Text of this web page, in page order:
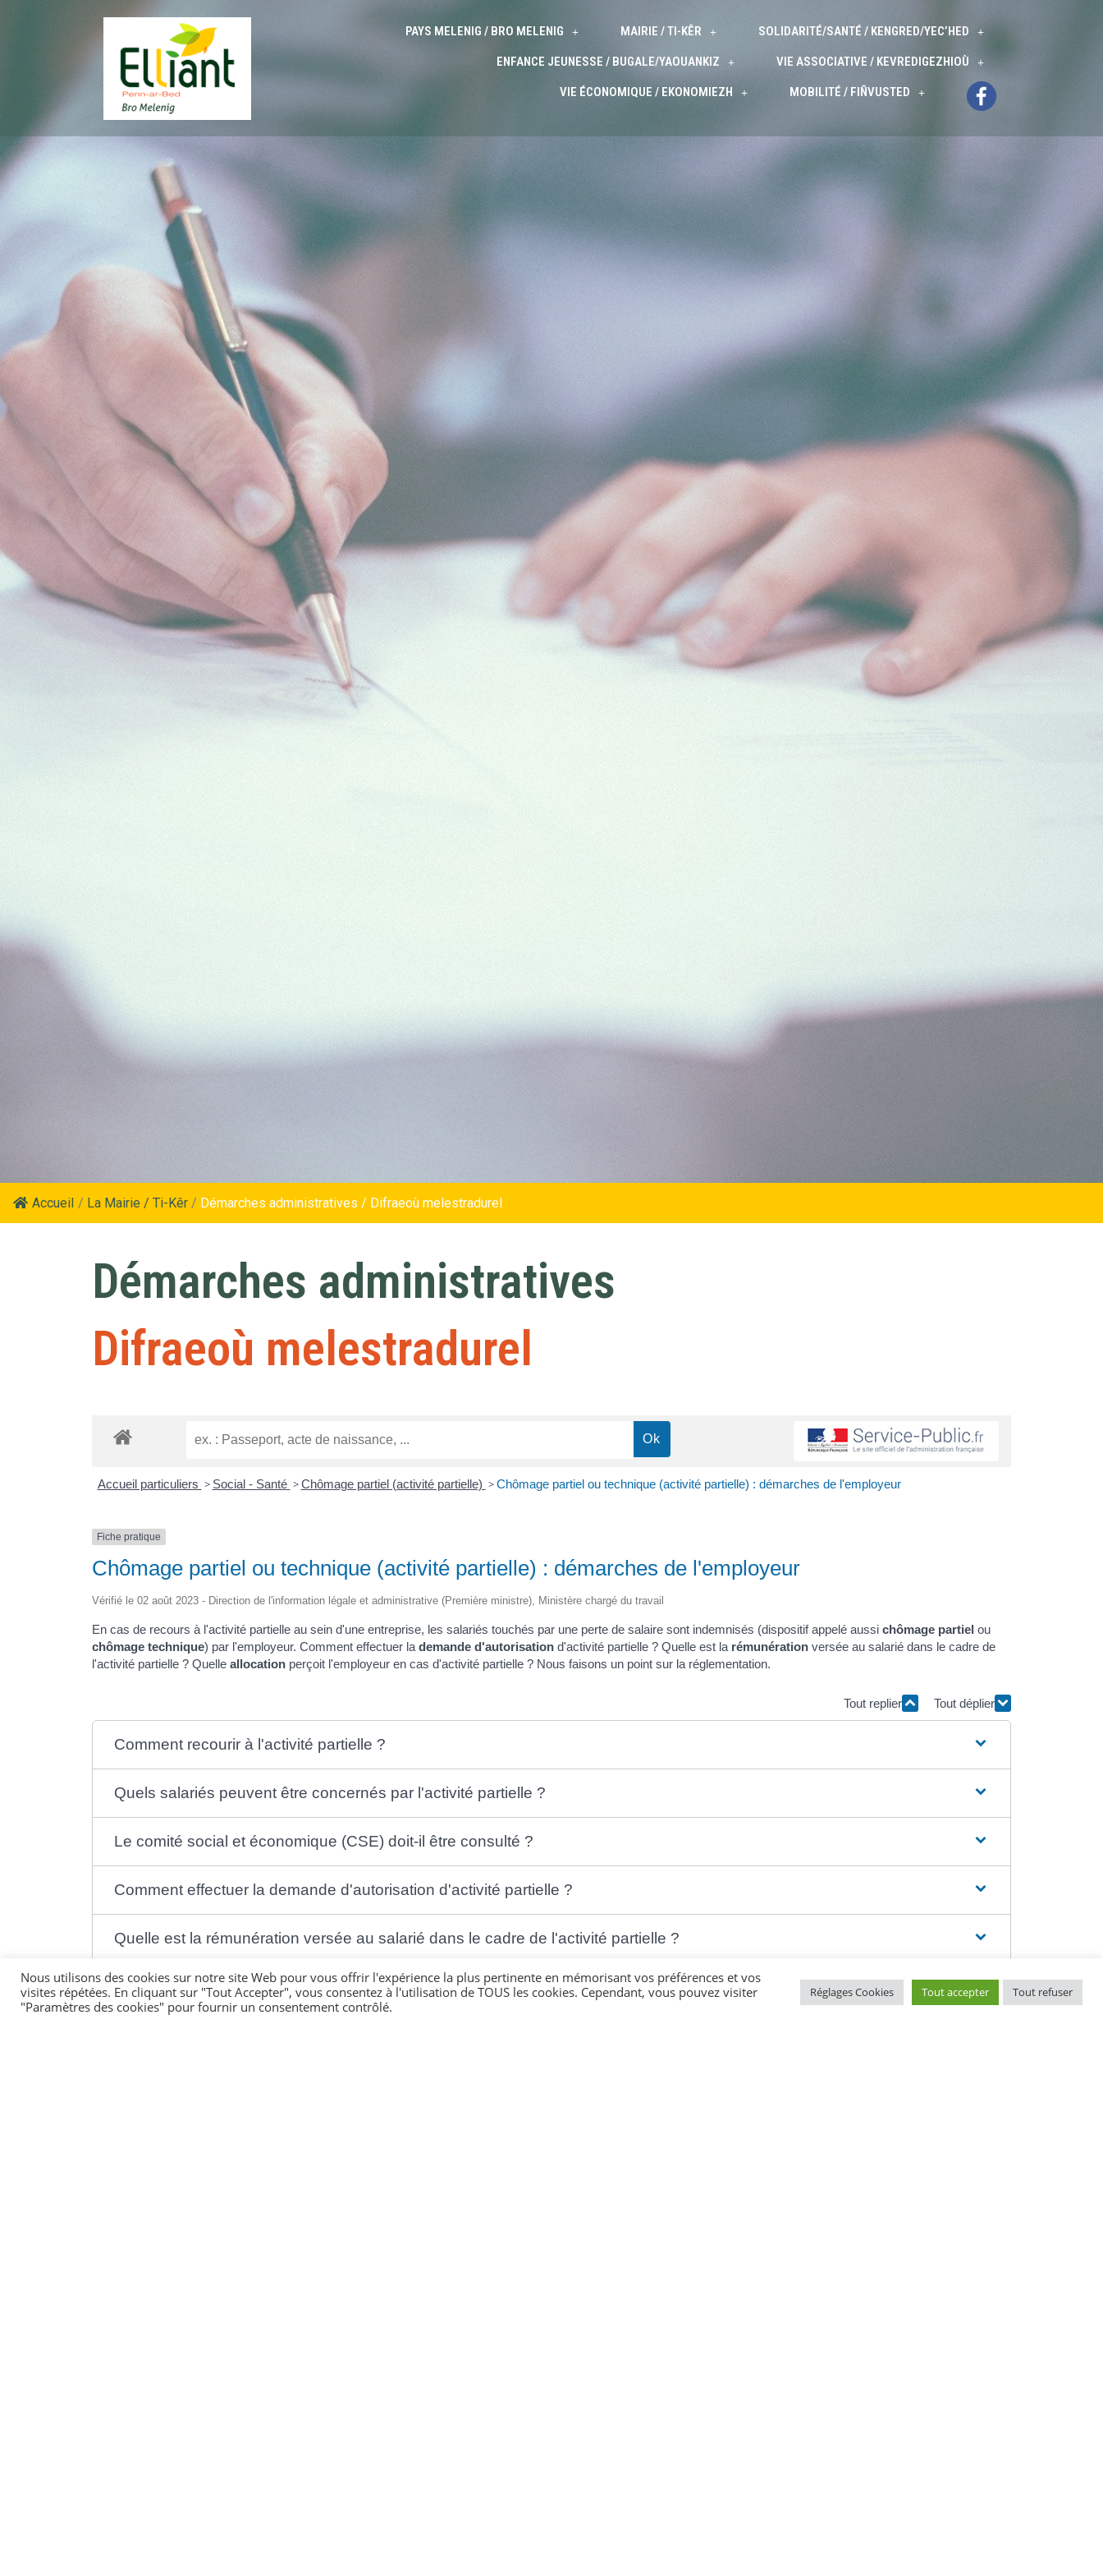
PAYS MELENIG / BRO MELENIG MAIRIE / TI-KÊR SOLIDARITÉ/SANTÉ / KENGRED/YEC’HED
ENFANCE JEUNESSE / BUGALE/YAOUANKIZ VIE ASSOCIATIVE / KEVREDIGEZHIOÙ
VIE ÉCONOMIQUE / EKONOMIEZH MOBILITÉ / FIÑVUSTED
Accueil / La Mairie / Ti-Kêr / Démarches administratives / Difraeoù melestradurel
Démarches administratives
Difraeoù melestradurel
Accueil particuliers > Social - Santé > Chômage partiel (activité partielle) > Chômage partiel ou technique (activité partielle) : démarches de l'employeur
Fiche pratique
Chômage partiel ou technique (activité partielle) : démarches de l'employeur
Vérifié le 02 août 2023 - Direction de l'information légale et administrative (Première ministre), Ministère chargé du travail
En cas de recours à l'activité partielle au sein d'une entreprise, les salariés touchés par une perte de salaire sont indemnisés (dispositif appelé aussi chômage partiel ou
chômage technique) par l'employeur. Comment effectuer lademande d'autorisation d'activité partielle ? Quelle est la rémunération versée au salarié dans le cadre de
l'activité partielle ? Quelle allocation perçoit l'employeur en cas d'activité partielle ? Nous faisons un point sur la réglementation.
Tout replier Tout déplier
Comment recourir à l'activité partielle ?
Quels salariés peuvent être concernés par l'activité partielle ?
Le comité social et économique (CSE) doit-il être consulté ?
Comment effectuer la demande d'autorisation d'activité partielle ?
Quelle est la rémunération versée au salarié dans le cadre de l'activité partielle ?
Quelle allocation perçoit l'employeur en cas d'activité partielle ?
Nous utilisons des cookies sur notre site Web pour vous offrir l'expérience la plus pertinente en mémorisant vos préférences et vos
visites répétées. En cliquant sur "Tout Accepter", vous consentez à l'utilisation de TOUS les cookies. Cependant, vous pouvez visiter
"Paramètres des cookies" pour fournir un consentement contrôlé.
Réglages Cookies Tout accepter Tout refuser